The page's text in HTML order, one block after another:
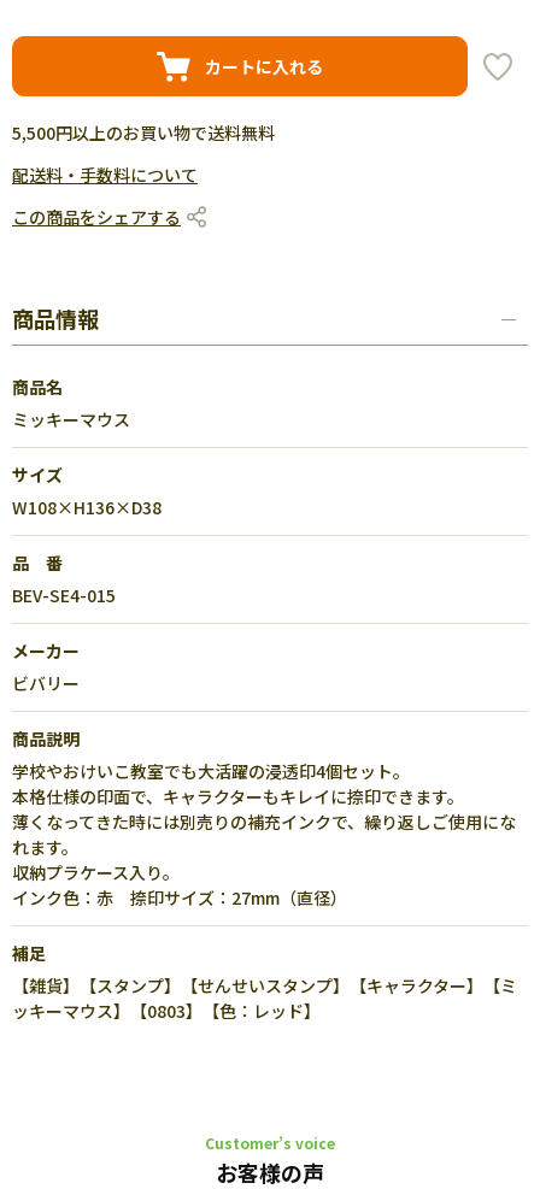
カートに入れる
5,500円以上のお買い物で送料無料
配送料・手数料について
この商品をシェアする
商品情報
商品名
ミッキーマウス
サイズ
W108×H136×D38
品 番
BEV-SE4-015
メーカー
ビバリー
商品説明
学校やおけいこ教室でも大活躍の浸透印4個セット。
本格仕様の印面で、キャラクターもキレイに捺印できます。
薄くなってきた時には別売りの補充インクで、繰り返しご使用にな
れます。
収納プラケース入り。
インク色：赤 捺印サイズ：27mm（直径）
補足
【雑貨】【スタンプ】【せんせいスタンプ】【キャラクター】【ミ
ッキーマウス】【0803】【色：レッド】
Customer’s voice
お客様の声